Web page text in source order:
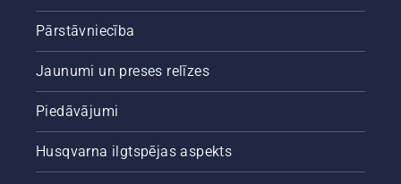
Pārstāvniecība
Jaunumi un preses relīzes
Piedāvājumi
Husqvarna ilgtspējas aspekts